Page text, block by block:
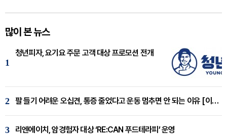
많이 본 뉴스
1
청년피자, 요기요 주문 고객 대상 프로모션 전개
2 팔 들기 어려운 오십견, 통증 줄었다고 운동 멈추면 안 되는 이유 [이병욱 원장 칼럼]
3 리엔에이치, 암경험자 대상 ‘RE:CAN 푸드테라피’ 운영